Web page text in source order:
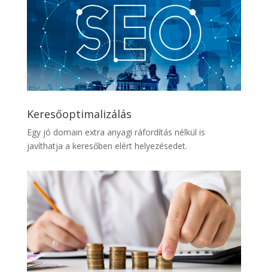
Keresőoptimalizálás
Egy jó domain extra anyagi ráfordítás nélkül is
javíthatja a keresőben elért helyezésedet.